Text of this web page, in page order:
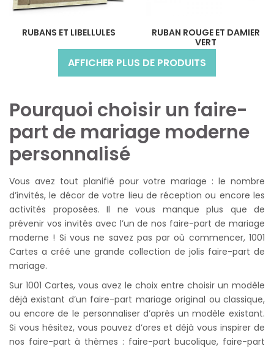
RUBANS ET LIBELLULES
RUBAN ROUGE ET DAMIER
VERT
AFFICHER PLUS DE PRODUITS
Pourquoi choisir un faire-
part de mariage moderne
personnalisé
Vous avez tout planifié pour votre mariage : le nombre
d’invités, le décor de votre lieu de réception ou encore les
activités proposées. Il ne vous manque plus que de
prévenir vos invités avec l’un de nos faire-part de mariage
moderne ! Si vous ne savez pas par où commencer, 1001
Cartes a créé une grande collection de jolis faire-part de
mariage.
Sur 1001 Cartes, vous avez le choix entre choisir un modèle
déjà existant d’un faire-part mariage original ou classique,
ou encore de le personnaliser d’après un modèle existant.
Si vous hésitez, vous pouvez d’ores et déjà vous inspirer de
nos faire-part à thèmes : faire-part bucolique, faire-part